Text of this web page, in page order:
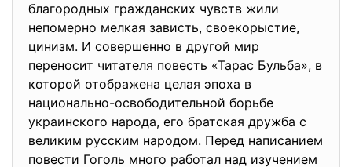
благородных гражданских чувств жили
непомерно мелкая зависть, своекорыстие,
цинизм. И совершенно в другой мир
переносит читателя повесть «Тарас Бульба», в
которой отображена целая эпоха в
национально-освободительной борьбе
украинского народа, его братская дружба с
великим русским народом. Перед написанием
повести Гоголь много работал над изучением